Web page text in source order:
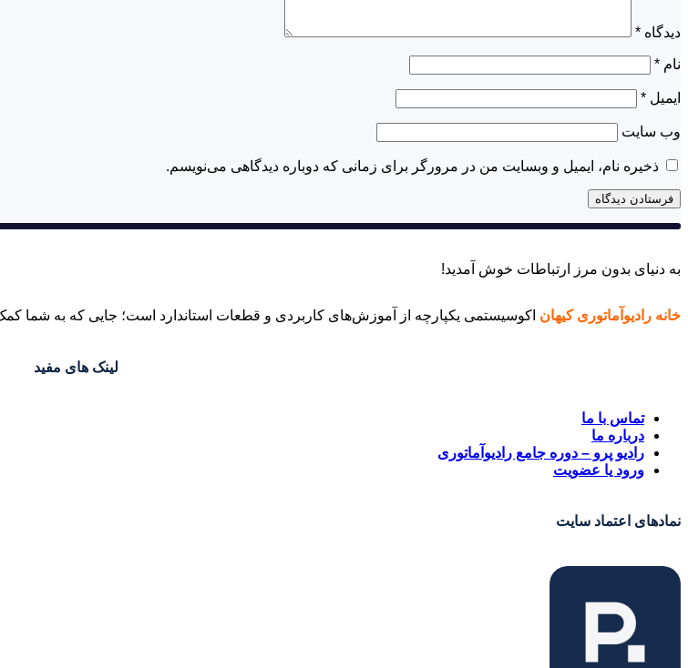
دیدگاه *
نام *
ایمیل *
وب‌ سایت
ذخیره نام، ایمیل و وبسایت من در مرورگر برای زمانی که دوباره دیدگاهی می‌نویسم.
به دنیای بدون مرز ارتباطات خوش آمدید!
خانه رادیوآماتوری کیهان اکوسیستمی یکپارچه از آموزش‌های کاربردی و قطعات استاندارد است؛ جایی که به شما
لینک های مفید
تماس با ما
درباره ما
رادیو پرو – دوره جامع رادیوآماتوری
ورود یا عضویت
نمادهای اعتماد سایت